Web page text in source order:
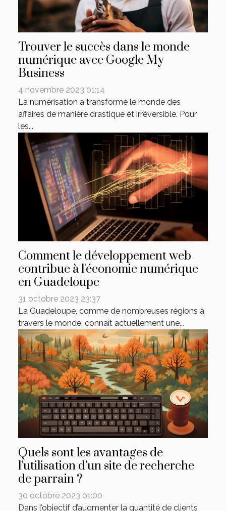
Trouver le succès dans le monde
numérique avec Google My
Business
4 novembre 2023 01:14
La numérisation a transformé le monde des
affaires de manière drastique et irréversible. Pour
les...
Comment le développement web
contribue à l'économie numérique
en Guadeloupe
31 octobre 2023 23:37
La Guadeloupe, comme de nombreuses régions à
travers le monde, connaît actuellement une...
Quels sont les avantages de
l’utilisation d’un site de recherche
de parrain ?
30 octobre 2023 01:00
Dans l’objectif d’augmenter la quantité de clients